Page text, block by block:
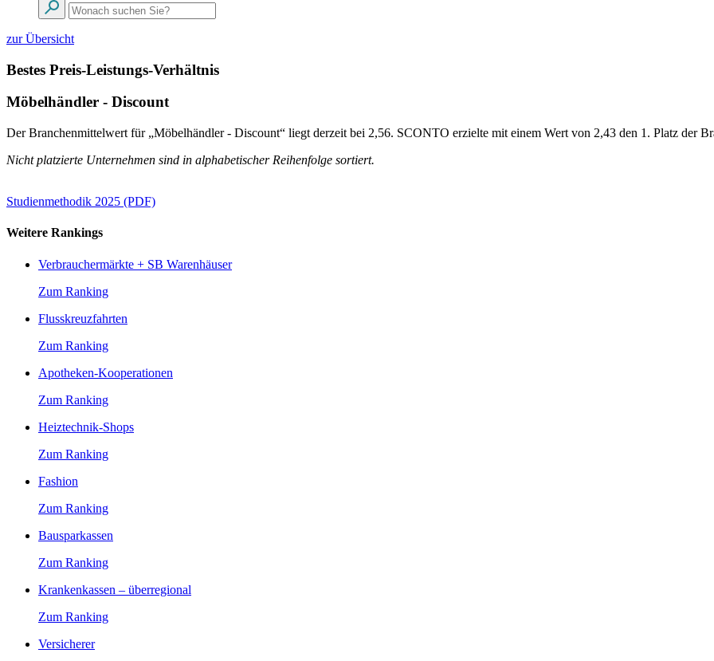
zur Übersicht
Bestes Preis-Leistungs-Verhältnis
Möbelhändler - Discount
Der Branchenmittelwert für „Möbelhändler - Discount“ liegt derzeit bei 2,56. SCONTO erzielte mit einem Wert von 2,43 den 1. Platz der
Nicht platzierte Unternehmen sind in alphabetischer Reihenfolge sortiert.
Studienmethodik 2025 (PDF)
Weitere Rankings
Verbrauchermärkte + SB Warenhäuser
Zum Ranking
Flusskreuzfahrten
Zum Ranking
Apotheken-Kooperationen
Zum Ranking
Heiztechnik-Shops
Zum Ranking
Fashion
Zum Ranking
Bausparkassen
Zum Ranking
Krankenkassen – überregional
Zum Ranking
Versicherer